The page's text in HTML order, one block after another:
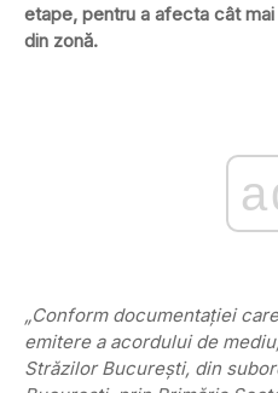
etape, pentru a afecta cât
din zonă.
„Conform documentației
emitere a acordului de
Străzilor București, din